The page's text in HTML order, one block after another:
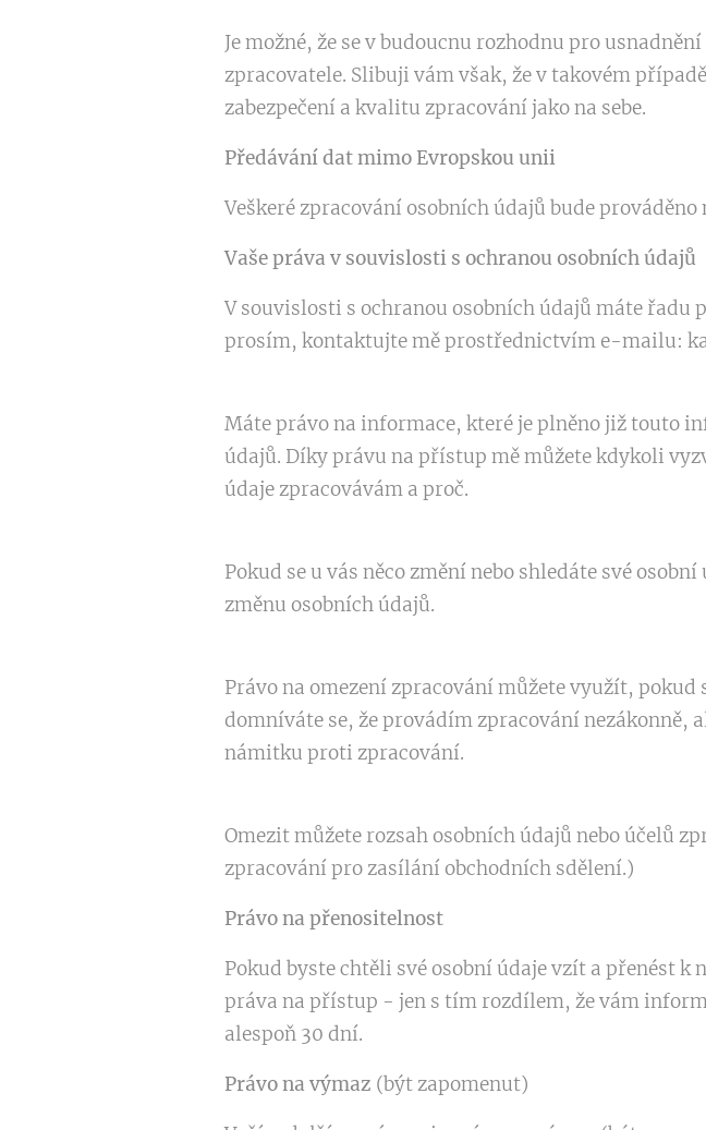
Je možné, že se v budoucnu rozhodnu pro
zpracovatele. Slibuji vám však, že v takovém
zabezpečení a kvalitu zpracování jako na sebe.
Předávání dat mimo Evropskou unii
Veškeré zpracování osobních údajů bude prováděno
Vaše práva v souvislosti s ochranou osobních údajů
V souvislosti s ochranou osobních údajů máte řadu
prosím, kontaktujte mě prostřednictvím e-mailu:
Máte právo na informace, které je plněno již touto
údajů. Díky právu na přístup mě můžete kdykoli
údaje zpracovávám a proč.
Pokud se u vás něco změní nebo shledáte své
změnu osobních údajů.
Právo na omezení zpracování můžete využít, pokud
domníváte se, že provádím zpracování nezákonně,
námitku proti zpracování.
Omezit můžete rozsah osobních údajů nebo účelů
zpracování pro zasílání obchodních sdělení.)
Právo na přenositelnost
Pokud byste chtěli své osobní údaje vzít a přenést
práva na přístup - jen s tím rozdílem, že vám
alespoň 30 dní.
Právo na výmaz (být zapomenut)